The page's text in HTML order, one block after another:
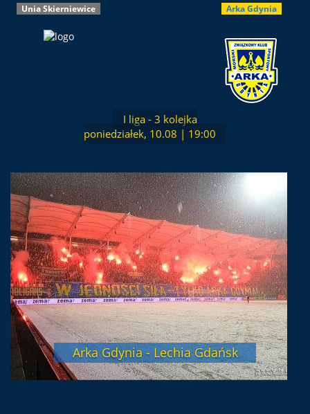
Unia Skierniewice Arka Gdynia
I liga - 3 kolejka
poniedziałek, 10.08 | 19:00
Arka Gdynia - Lechia Gdańsk